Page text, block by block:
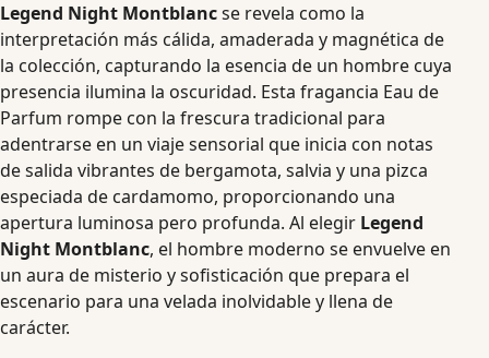
Legend Night Montblancse revela como la
interpretación más cálida, amaderada y magnética de
la colección, capturando la esencia de un hombre cuya
presencia ilumina la oscuridad. Esta fragancia Eau de
Parfum rompe con la frescura tradicional para
adentrarse en un viaje sensorial que inicia con notas
de salida vibrantes de bergamota, salvia y una pizca
especiada de cardamomo, proporcionando una
apertura luminosa pero profunda. Al elegir Legend
Night Montblanc, el hombre moderno se envuelve en
un aura de misterio y sofisticación que prepara el
escenario para una velada inolvidable y llena de
carácter.